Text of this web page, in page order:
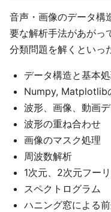
音声・画像のデータ構
要な解析手法があがっ
分類問題を解くといっ
データ構造と基本
Numpy, Matplotlib
波形、画像、動画
波形の重ね合わせ
画像のマスク処理
周波数解析
1次元、2次元フー
スペクトログラム
ハニング窓による